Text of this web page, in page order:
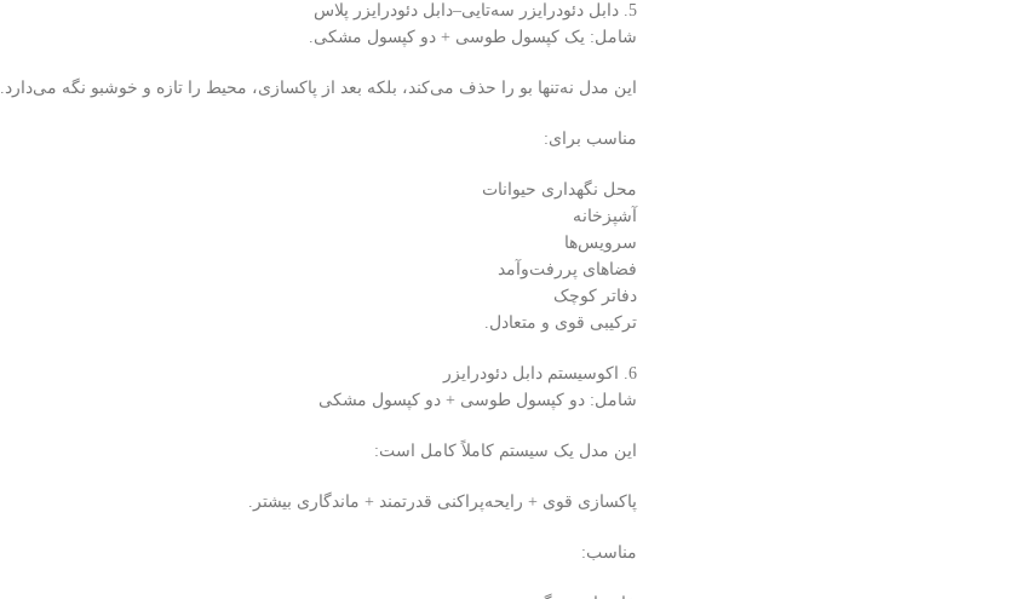
5. دابل دئودرایزر سه‌تایی–دابل دئودرایزر پلاس
شامل: یک کپسول طوسی + دو کپسول مشکی.
این مدل نه‌تنها بو را حذف می‌کند، بلکه بعد از پاکسازی، محیط را تازه و خوشبو نگه می‌دارد.
مناسب برای:
محل نگهداری حیوانات
آشپزخانه
سرویس‌ها
فضاهای پررفت‌وآمد
دفاتر کوچک
ترکیبی قوی و متعادل.
6. اکوسیستم دابل دئودرایزر
شامل: دو کپسول طوسی + دو کپسول مشکی
این مدل یک سیستم کاملاً کامل است:
پاکسازی قوی + رایحه‌پراکنی قدرتمند + ماندگاری بیشتر.
مناسب: